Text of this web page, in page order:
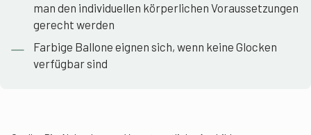
man den individuellen körperlichen Voraussetzungen
gerecht werden
Farbige Ballone eignen sich, wenn keine Glocken
verfügbar sind